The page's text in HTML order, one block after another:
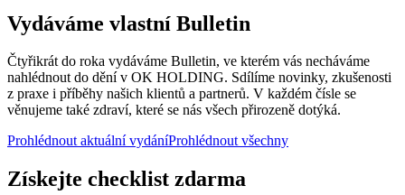
Vydáváme vlastní Bulletin
Čtyřikrát do roka vydáváme Bulletin, ve kterém vás necháváme
nahlédnout do dění v OK HOLDING. Sdílíme novinky, zkušenosti
z praxe i příběhy našich klientů a partnerů. V každém čísle se
věnujeme také zdraví, které se nás všech přirozeně dotýká.
Prohlédnout aktuální vydáníProhlédnout všechny
Získejte checklist zdarma